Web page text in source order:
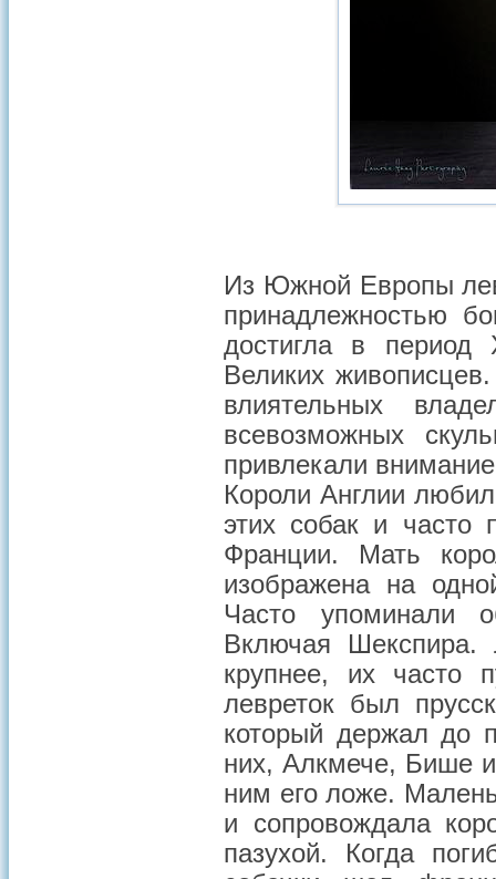
Из Южной Европы
принадлежностью
достигла в
Великих
влиятельных
всевозможных
привлекали
Короли Англии
этих собак и часто
Франции. Мать
изображена на
Часто упоминали
Включая Шекспира.
крупнее, их часто
левреток был
который держал до
них, Алкмече, Бише
ним его ложе.
и сопровождала
пазухой. Когда